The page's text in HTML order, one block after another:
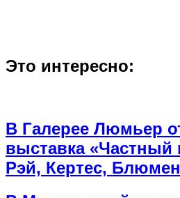
Это интересно:
В Галерее Люмьер
выставка
Рэй, Кертес,